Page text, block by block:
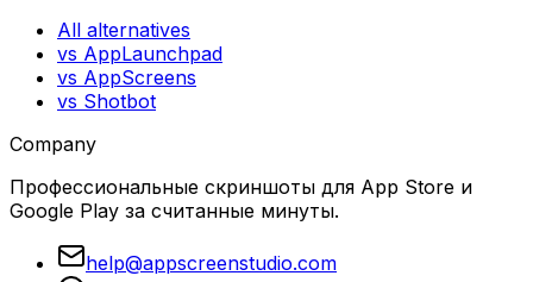
All alternatives
vs AppLaunchpad
vs AppScreens
vs Shotbot
Company
Профессиональные скриншоты для App Store и
Google Play за считанные минуты.
help@appscreenstudio.com